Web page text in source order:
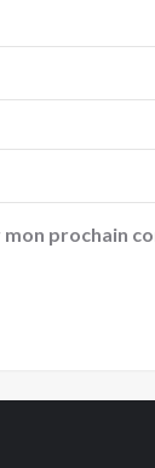
prochain